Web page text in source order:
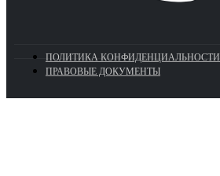
ПОЛИТИКА КОНФИДЕНЦИАЛЬНОСТИ
ПРАВОВЫЕ ДОКУМЕНТЫ